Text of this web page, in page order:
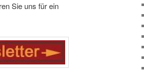
Sie uns für ein